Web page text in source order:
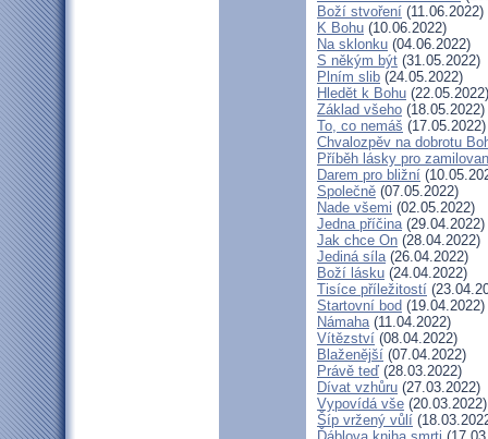
Boží stvoření (11.06.2022)
K Bohu (10.06.2022)
Na sklonku (04.06.2022)
S někým být (31.05.2022)
Plním slib (24.05.2022)
Hledět k Bohu (22.05.2022)
Základ všeho (18.05.2022)
To, co nemáš (17.05.2022)
Chvalozpěv na dobrotu
Příběh lásky pro
Darem pro bližní
Společně (07.05.2022)
Nade všemi (02.05.2022)
Jedna příčina(29.04.2022)
Jak chce On (28.04.2022)
Jediná síla(26.04.2022)
Boží lásku (24.04.2022)
Tisíce příležitostí
Startovní bod (19.04.2022)
Námaha(11.04.2022)
Vítězství (08.04.2022)
Blaženější (07.04.2022)
Právě teď (28.03.2022)
Dívat vzhůru (27.03.2022)
Vypovídá vše (20.03.2022)
Šíp vržený vůlí